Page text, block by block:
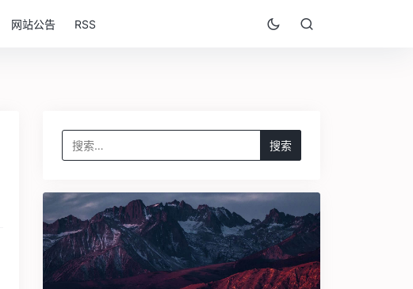
网站公告 RSS
搜
索：